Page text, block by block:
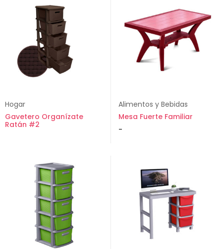
Hogar
Gavetero Organízate
Ratán #2
Alimentos y Bebidas
Mesa Fuerte Familiar
-